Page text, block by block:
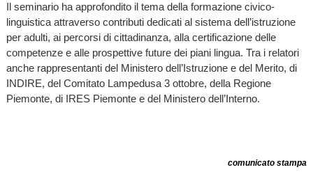
Il seminario ha approfondito il tema della formazione civico-
linguistica attraverso contributi dedicati al sistema dell’istruzione
per adulti, ai percorsi di cittadinanza, alla certificazione delle
competenze e alle prospettive future dei piani lingua. Tra i relatori
anche rappresentanti del Ministero dell’Istruzione e del Merito, di
INDIRE, del Comitato Lampedusa 3 ottobre, della Regione
Piemonte, di IRES Piemonte e del Ministero dell’Interno.
comunicato stampa